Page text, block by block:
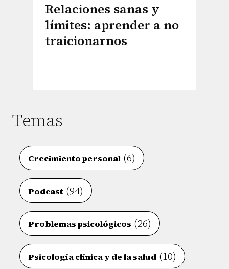
Relaciones sanas y
límites: aprender a no
traicionarnos
Temas
Crecimiento personal (6)
Podcast (94)
Problemas psicológicos (26)
Psicología clínica y de la salud (10)